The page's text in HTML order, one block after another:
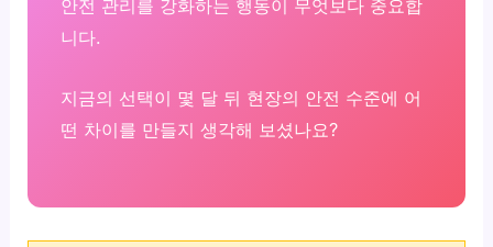
안전 관리를 강화하는 행동이 무엇보다 중요합
니다.
지금의 선택이 몇 달 뒤 현장의 안전 수준에 어
떤 차이를 만들지 생각해 보셨나요?